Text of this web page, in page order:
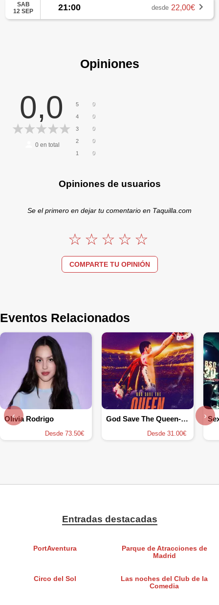
SAB
12 SEP
21:00 desde 22,00€
Opiniones
0,0
0en total
5 0
4 0
3 0
2 0
1 0
Opiniones de usuarios
Se el primero en dejar tu comentario en Taquilla.com
COMPARTE TU OPINIÓN
Eventos Relacionados
Olivia Rodrigo
Desde 73.50€
God Save The Queen- Dios Salve a la Reina
Desde 31.00€
‹ ›
Entradas destacadas
PortAventura
Parque de Atracciones de
Madrid
Circo del Sol
Las noches del Club de la
Comedia